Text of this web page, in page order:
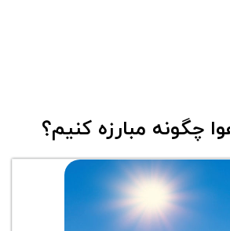
چگونه مبارزه کنیم؟